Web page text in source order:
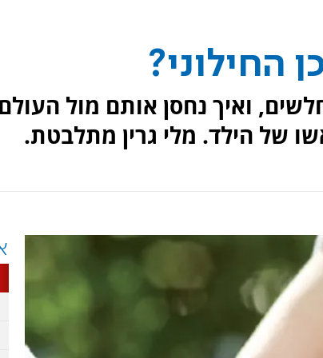
החילוני?
ואיך נחסן אותם מול
של הילד. מלי גרין מתלבטת.